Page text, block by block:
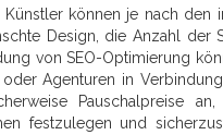
können je nach
Design, die Anzahl der
von SEO-Optimierung
Agenturen in
Pauschalpreise
festzulegen und